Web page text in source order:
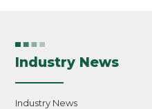
Industry News
Industry News